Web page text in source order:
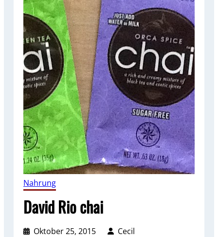
Nahrung
David Rio chai
Oktober 25, 2015 Cecil